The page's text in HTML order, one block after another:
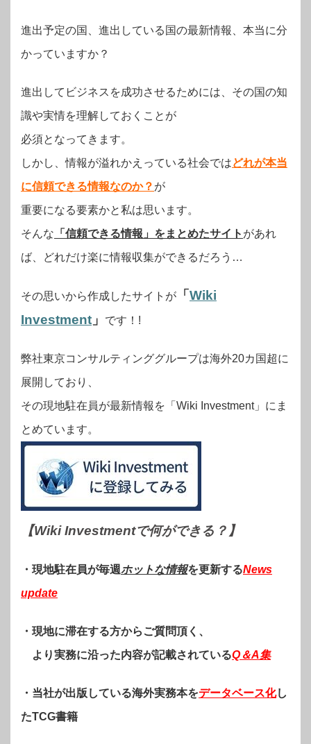
進出予定の国、進出している国の最新情報、本当に分
かっていますか？
進出してビジネスを成功させるためには、その国の知
識や実情を理解しておくことが
必須となってきます。
しかし、情報が溢れかえっている社会ではどれが本当
に信頼できる情報なのか？ が
重要になる要素かと私は思います。
そんな 「信頼できる情報」をまとめたサイト があれ
ば、どれだけ楽に情報収集ができるだろう…
その思いから作成したサイトが 「 Wiki
Investment 」 です！!
弊社東京コンサルティンググループは海外20カ国超に
展開しており、
その現地駐在員が最新情報を「Wiki Investment」にま
とめています。
【Wiki Investmentで何ができる？ 】
・現地駐在員が毎週ホットな情報を更新するNews
update
・現地に滞在する方からご質問頂く、
より実務に沿った内容が記載されているQ＆A集
・当社が出版している海外実務本をデータベース化し
たTCG書籍